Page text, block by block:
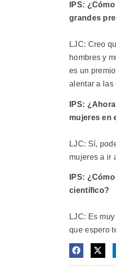
IPS:
grandes
LJC: Creo
hombres y
es un
alentar a las
IPS:
mujeres en
LJC: Sí,
mujeres a ir
IPS:
científico?
LJC: Es
que espero